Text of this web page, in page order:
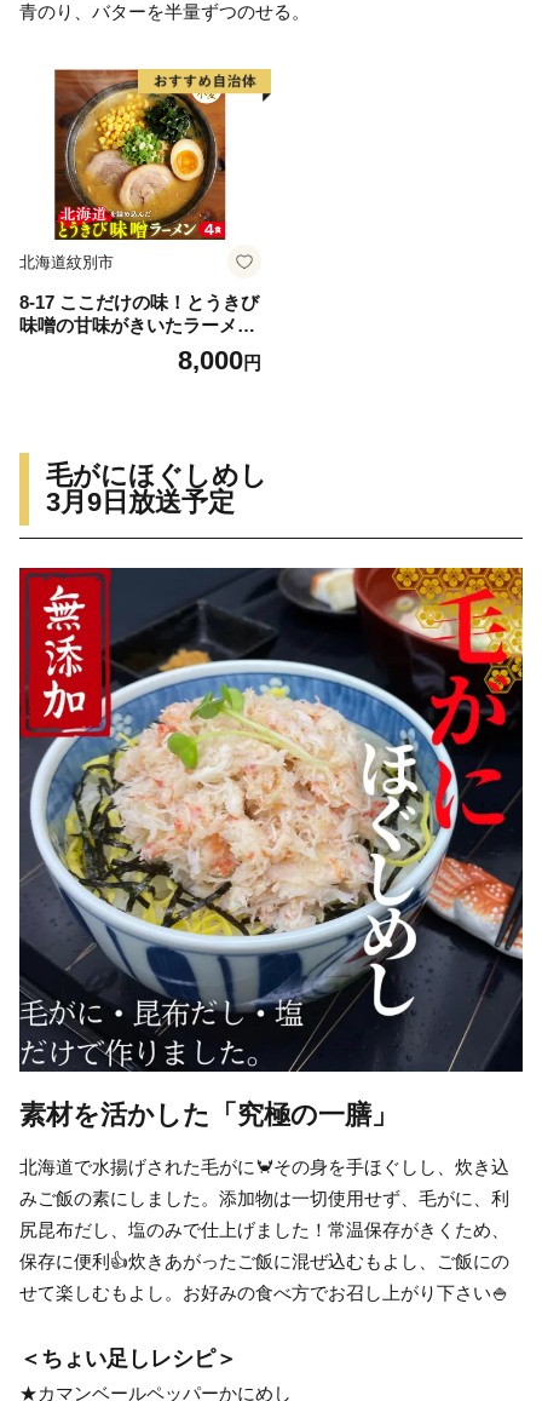
青のり、バターを半量ずつのせる。
北海道紋別市
8-17 ここだけの味！とうきび
味噌の甘味がきいたラーメン
8,000円
毛がにほぐしめし
3月9日放送予定
素材を活かした「究極の一膳」
北海道で水揚げされた毛がに🦀その身を手ほぐしし、炊き込
みご飯の素にしました。添加物は一切使用せず、毛がに、利
尻昆布だし、塩のみで仕上げました！常温保存がきくため、
保存に便利👍炊きあがったご飯に混ぜ込むもよし、ご飯にの
せて楽しむもよし。お好みの食べ方でお召し上がり下さい🍚
＜ちょい足しレシピ＞
★カマンベールペッパーかにめし